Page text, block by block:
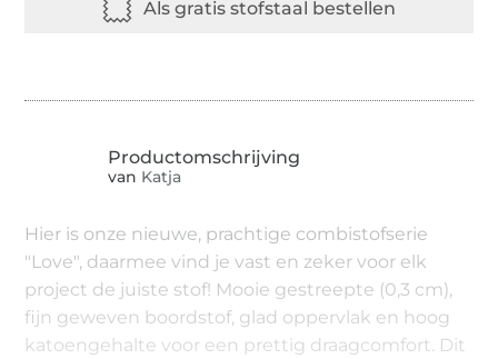
van Katja
Hier is onze nieuwe, prachtige combistofserie
"Love", daarmee vind je vast en zeker voor elk
project de juiste stof! Mooie gestreepte (0,3 cm),
fijn geweven boordstof, glad oppervlak en hoog
katoengehalte voor een prettig draagcomfort. Dit